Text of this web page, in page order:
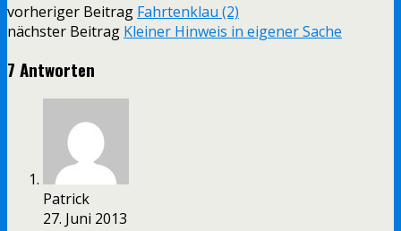
vorheriger Beitrag Fahrtenklau (2)
nächster Beitrag Kleiner Hinweis in eigener Sache
7 Antworten
Patrick
27. Juni 2013